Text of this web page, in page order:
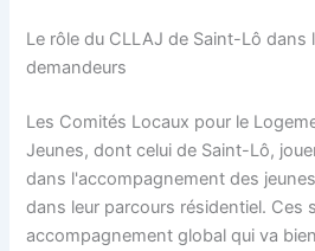
Le rôle du CLLAJ de Saint-Lô
demandeurs
Les Comités Locaux pour le
Jeunes, dont celui de Saint-Lô,
dans l'accompagnement des
dans leur parcours résidentiel. Ces
accompagnement global qui va